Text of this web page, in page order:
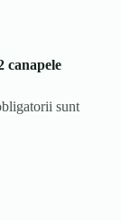
canapele
sunt